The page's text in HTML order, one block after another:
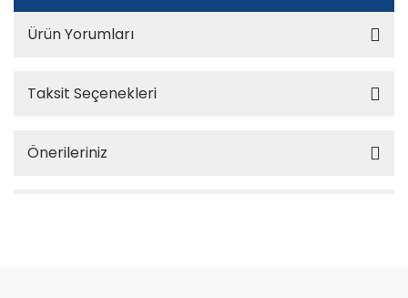
Ürün Yorumları
Taksit Seçenekleri
Önerileriniz